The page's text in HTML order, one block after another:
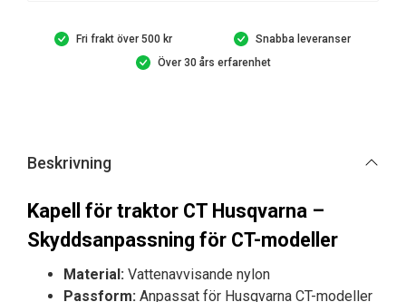
Fri frakt över 500 kr
Snabba leveranser
Över 30 års erfarenhet
Beskrivning
Kapell för traktor CT Husqvarna –
Skyddsanpassning för CT-modeller
Material: Vattenavvisande nylon
Passform: Anpassat för Husqvarna CT-modeller